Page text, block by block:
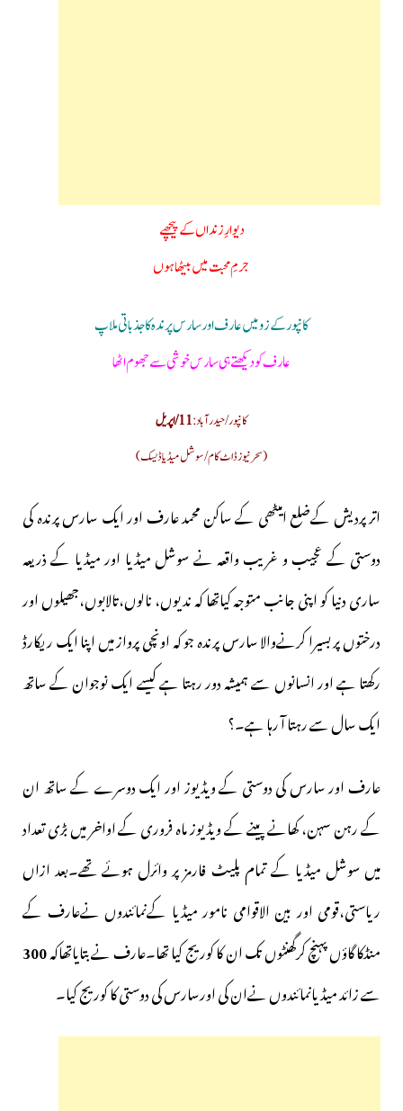
دیوارِ زنداں کے پیچھے
جرمِ محبت میں بیٹھا ہوں
کانپور کے زو میں عارف اور سارس پرندہ کا جذباتی ملاپ
عارف کو دیکھتے ہی سارس خوشی سے جھوم اٹھا
کانپور/حیدرآباد :11/اپریل
(سحرنیوزڈاٹ کام/سوشل میڈیا ڈیسک)
اتر پردیش کےضلع امیٹھی کے ساکن محمد عارف اور ایک سارس پرندہ کی
دوستی کے عجیب و غریب واقعہ نے سوشل میڈیا اور میڈیا کے ذریعہ
ساری دنیا کو اپنی جانب متوجہ کیاتھا کہ ندیوں، نالوں،تالابوں،جھیلوں اور
درختوں پر بسیرا کرنےوالا سارس پرندہ جو کہ اونچی پرواز میں اپنا ایک ریکارڈ
رکھتا ہے اور انسانوں سے ہمیشہ دور رہتا ہے کیسے ایک نوجوان کے ساتھ
ایک سال سے رہتا آ رہا ہے۔؟
عارف اور سارس کی دوستی کے ویڈیوز اور ایک دوسرے کے ساتھ ان
کے رہن سہن، کھانے پینے کے ویڈیوز ماہ فروری کے اواخر میں بڑی تعداد
میں سوشل میڈیا کے تمام پلیٹ فارمز پر وائرل ہوئے تھے۔بعد ازاں
ریاستی،قومی اور بین الاقوامی نامور میڈیا کےنمائندوں نےعارف کے
منڈکا گاؤں پہنچ کرگھنٹوں تک ان کا کوریج کیا تھا۔عارف نے بتایاتھاکہ300
سے زائد میڈیانمائندوں نےان کی اورسارس کی دوستی کا کوریج کیا۔